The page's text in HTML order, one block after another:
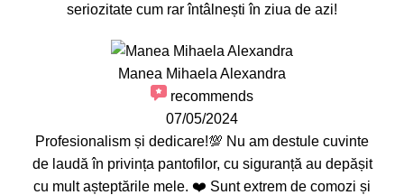
seriozitate cum rar întâlnești în ziua de azi!
Manea Mihaela Alexandra
recommends
07/05/2024
Profesionalism și dedicare!💯 Nu am destule cuvinte
de laudă în privința pantofilor, cu siguranță au depășit
cu mult așteptările mele. ❤️ Sunt extrem de comozi și